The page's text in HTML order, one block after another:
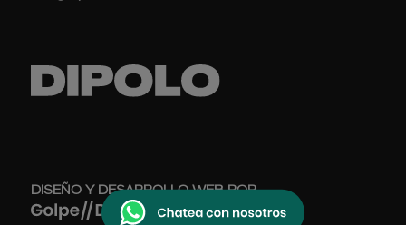
DISEÑO Y DESARROLLO WEB POR